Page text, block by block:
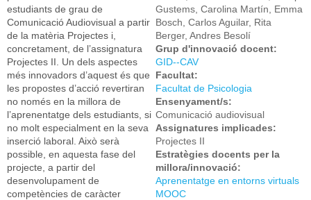
estudiants de grau de
Comunicació Audiovisual a partir
de la matèria Projectes i,
concretament, de l’assignatura
Projectes II. Un dels aspectes
més innovadors d’aquest és que
les propostes d’acció revertiran
no només en la millora de
l’aprenentatge dels estudiants, si
no molt especialment en la seva
inserció laboral. Això serà
possible, en aquesta fase del
projecte, a partir del
desenvolupament de
competències de caràcter
Gustems, Carolina Martín, Emma
Bosch, Carlos Aguilar, Rita
Berger, Andres Besolí
Grup d'innovació docent:
GID--CAV
Facultat:
Facultat de Psicologia
Ensenyament/s:
Comunicació audiovisual
Assignatures implicades:
Projectes II
Estratègies docents per la
millora/innovació:
Aprenentatge en entorns virtuals
MOOC